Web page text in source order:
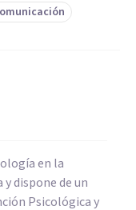
en la
dispone de un
Psicológica y